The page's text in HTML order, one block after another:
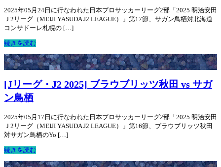
2025年05月24日に行なわれた日本プロサッカーリーグ2部「2025 明治安田
Ｊ2リーグ（MEIJI YASUDA J2 LEAGUE）」第17節、サガン鳥栖対北海道
コンサドーレ札幌の […]
続きを読む
[Jリーグ・J2 2025] ブラウブリッツ秋田 vs サガ
ン鳥栖
2025年05月17日に行なわれた日本プロサッカーリーグ2部「2025 明治安田
Ｊ2リーグ（MEIJI YASUDA J2 LEAGUE）」第16節、ブラウブリッツ秋田
対サガン鳥栖のYo […]
続きを読む